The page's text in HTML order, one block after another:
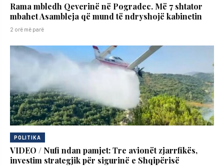
Rama mbledh Qeverinë në Pogradec. Më 7 shtator
mbahet Asambleja që mund të ndryshojë kabinetin
2 orë më parë
POLITIKA
VIDEO / Nufi ndan pamjet: Tre avionët zjarrfikës,
investim strategjik për sigurinë e Shqipërisë